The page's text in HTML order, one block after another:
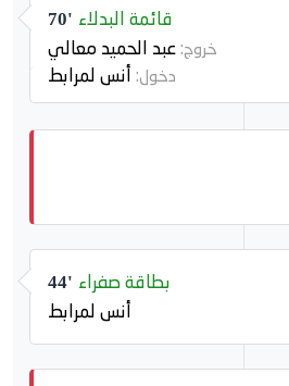
70' قائمة البدلاء
خروج:عبد الحميد معالي
دخول: أنس لمرابط
44' بطاقة صفراء
أنس لمرابط